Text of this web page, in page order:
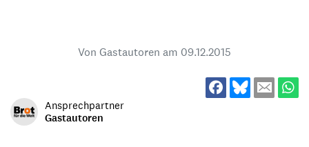
Von Gastautoren am 09.12.2015
Ansprechpartner
Gastautoren